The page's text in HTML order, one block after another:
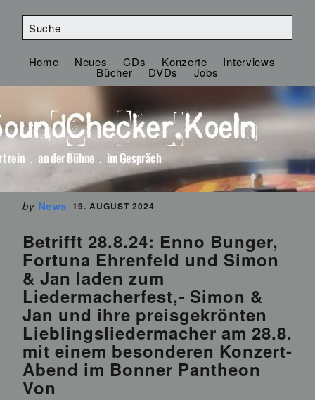
Home Neues CDs Konzerte Interviews
Bücher DVDs Jobs
by News 19. AUGUST 2024
Betrifft 28.8.24: Enno Bunger,
Fortuna Ehrenfeld und Simon
& Jan laden zum
Liedermacherfest,- Simon &
Jan und ihre preisgekrönten
Lieblingsliedermacher am 28.8.
mit einem besonderen Konzert-
Abend im Bonner Pantheon
Von